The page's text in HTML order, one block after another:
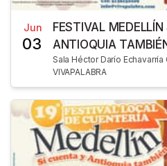
Jun
03
FESTIVAL
ANTIOQUIA
Sala Héctor Darío Echavarría
VIVAPALABRA